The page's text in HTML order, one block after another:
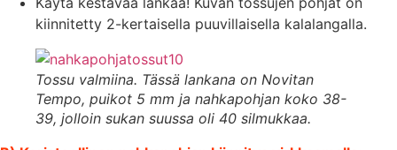
kiinnitetty 2-kertaisella puuvillaisella kalalangalla.
Tossu valmiina. Tässä lankana on Novitan
Tempo, puikot 5 mm ja nahkapohjan koko 38-
39, jolloin sukan suussa oli 40 silmukkaa.